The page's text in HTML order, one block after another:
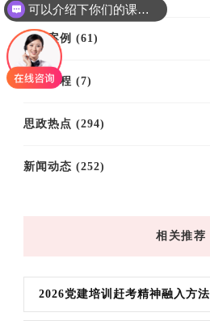
培训案例 (61)
培训课程 (7)
思政热点 (294)
新闻动态 (252)
相关推荐
2026党建培训赶考精神融入方法
可以介绍下你们的课程吗？